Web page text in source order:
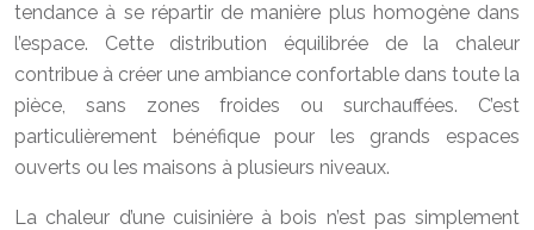
tendance à se répartir de manière plus homogène dans
l’espace. Cette distribution équilibrée de la chaleur
contribue à créer une ambiance confortable dans toute la
pièce, sans zones froides ou surchauffées. C’est
particulièrement bénéfique pour les grands espaces
ouverts ou les maisons à plusieurs niveaux.
La chaleur d’une cuisinière à bois n’est pas simplement